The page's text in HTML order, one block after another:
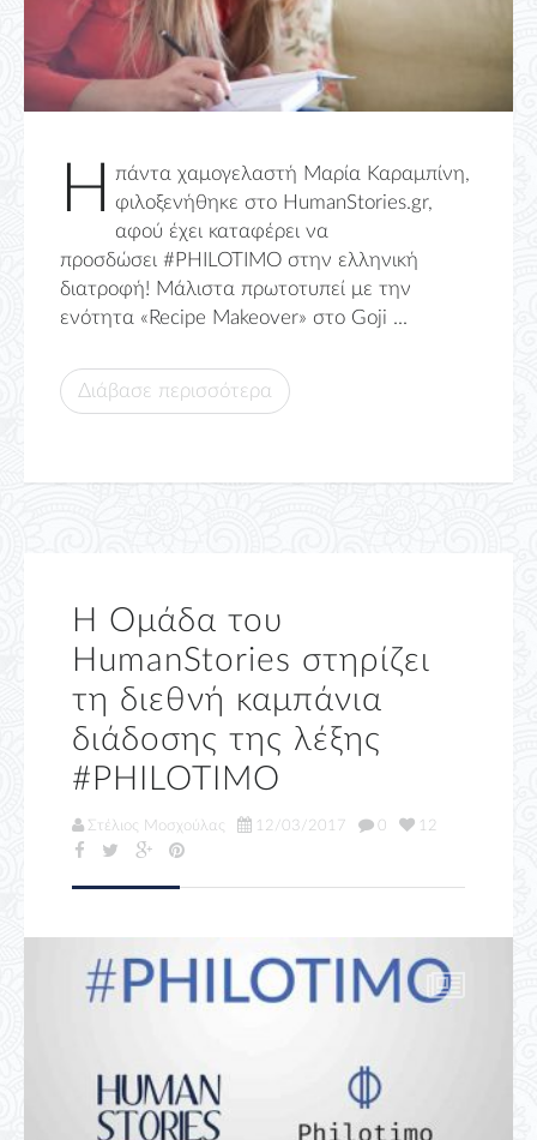
Η
πάντα χαμογελαστή Μαρία Καραμπίνη,
φιλοξενήθηκε στο HumanStories.gr,
αφού έχει καταφέρει να
προσδώσει #PHILOTIMO στην ελληνική
διατροφή! Μάλιστα πρωτοτυπεί με την
ενότητα «Recipe Makeover» στο Goji ...
Διάβασε περισσότερα
Η Ομάδα του
HumanStories στηρίζει
τη διεθνή καμπάνια
διάδοσης της λέξης
#PHILOTIMO
Στέλιος Μοσχούλας 12/03/2017 0 12